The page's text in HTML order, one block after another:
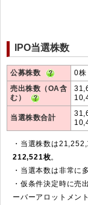
IPO当選株数
公募株数
0株
売出株数（OA含
む）
当選株数合計
・当選株数は
212,521枚。
・当選本数は非常に
・仮条件決定時に
ーバーアロットメン